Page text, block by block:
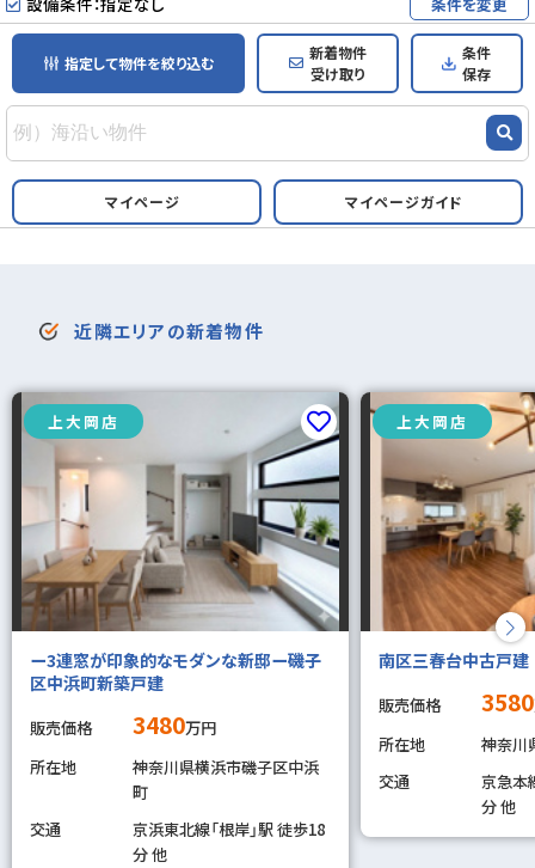
指定して物件を絞り込む
新着物件
受け取り
条件
保存
マイページ マイページガイド
近隣エリアの新着物件
上大岡店
ー3連窓が印象的なモダンな新邸ー磯子
区中浜町新築戸建
販売価格 3480万円
所在地
神奈川県横浜市磯子区中浜
町
交通
京浜東北線「根岸」駅 徒歩18
分 他
上大岡店
南区三春台中古戸建
販売価格 3580
所在地
神奈川
交通
京急本
分 他